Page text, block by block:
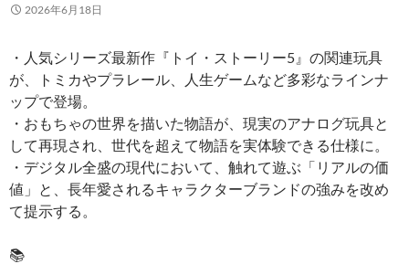
2026年6月18日
・人気シリーズ最新作『トイ・ストーリー5』の関連玩具
が、トミカやプラレール、人生ゲームなど多彩なラインナ
ップで登場。
・おもちゃの世界を描いた物語が、現実のアナログ玩具と
して再現され、世代を超えて物語を実体験できる仕様に。
・デジタル全盛の現代において、触れて遊ぶ「リアルの価
値」と、長年愛されるキャラクターブランドの強みを改め
て提示する。
📚